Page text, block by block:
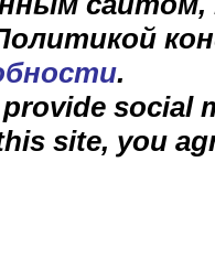
.
social
site, you